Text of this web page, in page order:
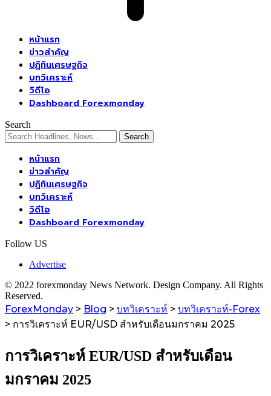
หน้าแรก
ข่าวสำคัญ
ปฏิทินเศรษฐกิจ
บทวิเคราะห์
วิดีโอ
Dashboard Forexmonday
Search
หน้าแรก
ข่าวสำคัญ
ปฏิทินเศรษฐกิจ
บทวิเคราะห์
วิดีโอ
Dashboard Forexmonday
Follow US
Advertise
© 2022 forexmonday News Network. Design Company. All Rights
Reserved.
ForexMonday > Blog > บทวิเคราะห์ > บทวิเคราะห์-Forex
> การวิเคราะห์ EUR/USD สำหรับเดือนมกราคม 2025
การวิเคราะห์ EUR/USD สำหรับเดือน
มกราคม 2025